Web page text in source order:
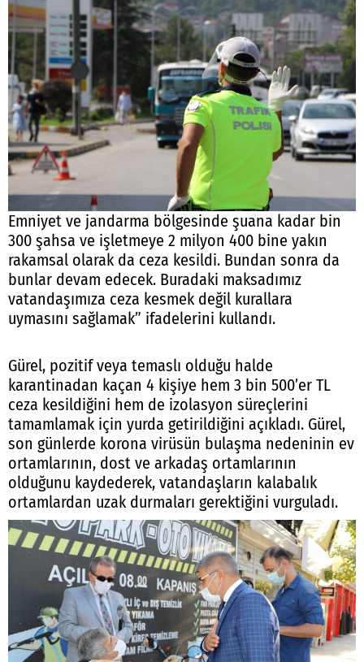
Emniyet ve jandarma bölgesinde şuana kadar bin
300 şahsa ve işletmeye 2 milyon 400 bine yakın
rakamsal olarak da ceza kesildi. Bundan sonra da
bunlar devam edecek. Buradaki maksadımız
vatandaşımıza ceza kesmek değil kurallara
uymasını sağlamak” ifadelerini kullandı.
Gürel, pozitif veya temaslı olduğu halde
karantinadan kaçan 4 kişiye hem 3 bin 500’er TL
ceza kesildiğini hem de izolasyon süreçlerini
tamamlamak için yurda getirildiğini açıkladı. Gürel,
son günlerde korona virüsün bulaşma nedeninin ev
ortamlarının, dost ve arkadaş ortamlarının
olduğunu kaydederek, vatandaşların kalabalık
ortamlardan uzak durmaları gerektiğini vurguladı.